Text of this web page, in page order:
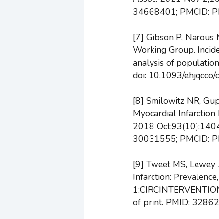
34668401; PMCID:
[7] Gibson P, Narous
Working Group.
analysis of
doi: 10.1093/
[8] Smilowitz NR,
Myocardial Infarction
2018
30031555; PMCID:
[9] Tweet MS, Lewey
Infarction:
of print. PMID: